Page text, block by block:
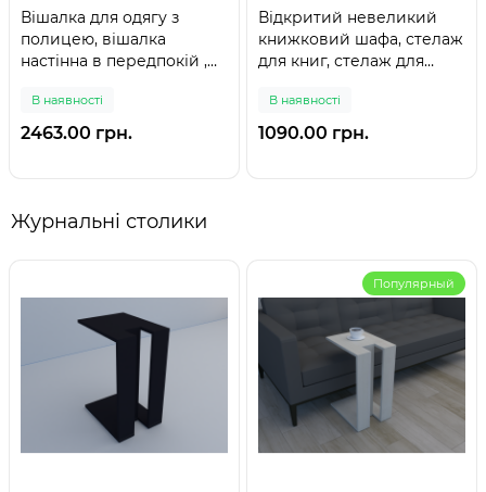
Вішалка для одягу з
полицею, вішалка
настінна в передпокій ,
В наявності
2463.00 грн.
Відкритий невеликий
книжковий шафа, стелаж
для книг, стелаж для
В наявності
1090.00 грн.
Журнальні столики
Популярный